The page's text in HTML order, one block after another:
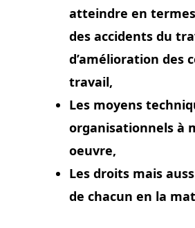
atteindre en
des accidents du
d’amélioration des
travail,
Les moyens
organisationnels à
oeuvre,
Les droits mais
de chacun en la